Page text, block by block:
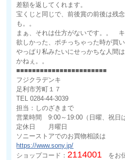
差額を返してくれます。
宝くじと同じで、前後賞の前後は残
も。。
まぁ、それは仕方がないです。。 キ
欲しかった、ポチっちゃった時が買い
やっぱり私みたいにせっかちな人間
かねぇ。。
■■■■■■■■■■■■■■■■■■■■■■■
フジクラデンキ
足利市芳町１７
TEL 0284-44-3039
担当：しのざきまで
営業時間 9:00～19:00（日曜、祝日
定休日 月曜日
ソニーストアでのお買物相談は
https://www.sony.jp/
ショップコード： 2114001 をお